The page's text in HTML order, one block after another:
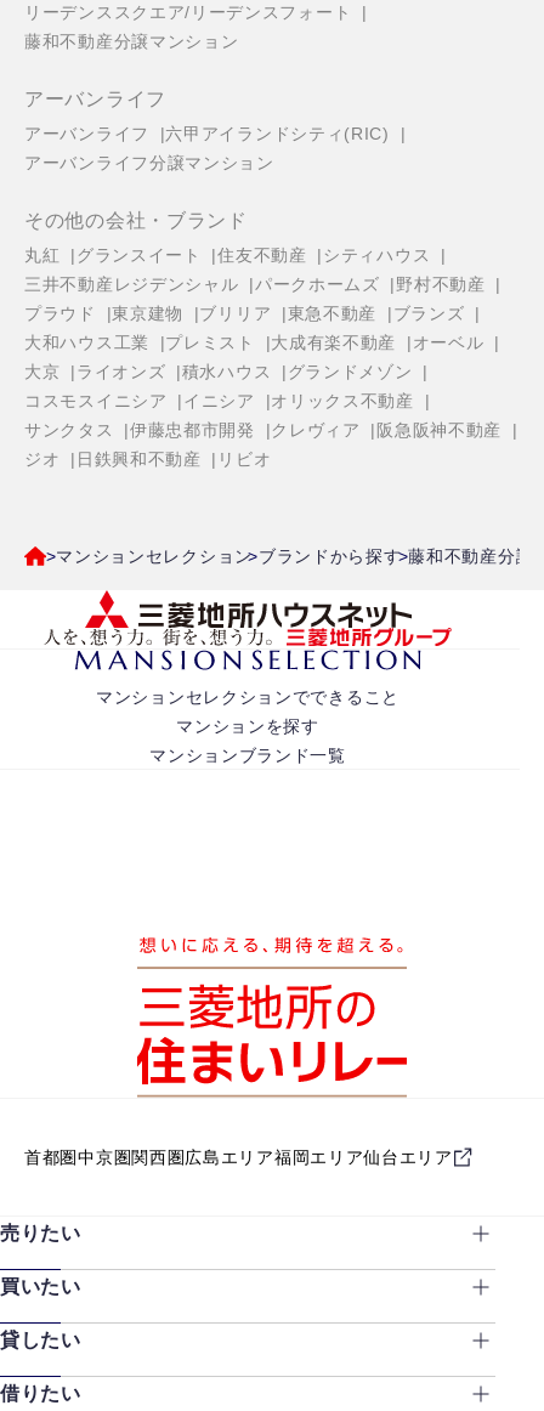
リーデンススクエア/リーデンスフォート
藤和不動産分譲マンション
アーバンライフ
アーバンライフ
六甲アイランドシティ(RIC)
アーバンライフ分譲マンション
その他の会社・ブランド
丸紅 グランスイート 住友不動産
シティハウス
三井不動産レジデンシャル
パークホームズ
野村不動産
プラウド
東京建物 ブリリア 東急不動産
ブランズ
大和ハウス工業
プレミスト 大成有楽不動産
オーベル
大京
ライオンズ 積水ハウス
グランドメゾン
コスモスイニシア
イニシア
オリックス不動産
サンクタス
伊藤忠都市開発 クレヴィア
阪急阪神不動産
ジオ
日鉄興和不動産 リビオ
マンションセレクション ブランドから探す 藤和不動産分譲
マンションセレクションでできること
マンションを探す
マンションブランド一覧
首都圏中京圏関西圏広島エリア福岡エリア仙台エリア
売りたい
買いたい
貸したい
借りたい